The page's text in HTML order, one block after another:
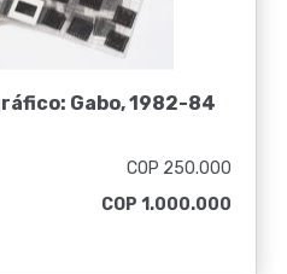
Gabo, 1982-84
COP 250.000
COP 1.000.000